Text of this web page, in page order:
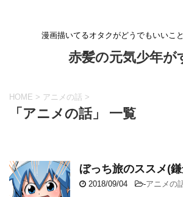
漫画描いてるオタクがどうでもいいこ
赤髪の元気少年が
HOME > アニメの話 >
「アニメの話」 一覧
ぼっち旅のススメ(
2018/09/04 -アニメの